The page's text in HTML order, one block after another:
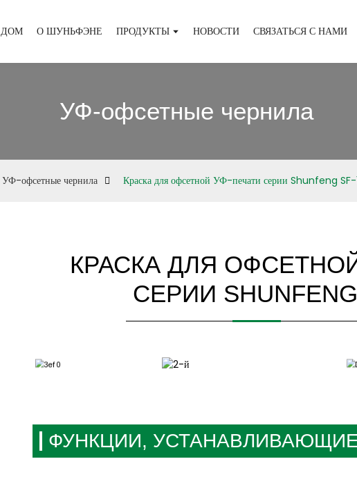
ДОМ О ШУНЬФЭНЕ ПРОДУКТЫ НОВОСТИ СВЯЗАТЬСЯ С НАМИ
УФ-офсетные чернила
УФ-офсетные чернила Краска для офсетной УФ-печати серии Shunfeng
КРАСКА ДЛЯ
СЕРИИ
ФУНКЦИИ,